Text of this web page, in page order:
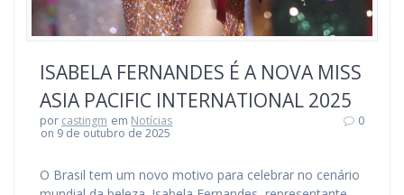
ISABELA FERNANDES É A NOVA MISS
ASIA PACIFIC INTERNATIONAL 2025
por castingm em Notícias
on 9 de outubro de 2025
0
O Brasil tem um novo motivo para celebrar no cenário